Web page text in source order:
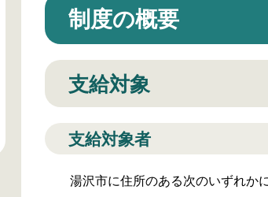
制度の概要
支給対象
支給対象者
湯沢市に住所のある次のいずれか